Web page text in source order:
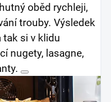
oběd rychleji,
trouby. Výsledek
tak si v klidu
nugety, lasagne,